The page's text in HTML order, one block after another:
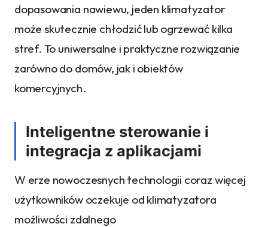
dopasowania nawiewu, jeden klimatyzator
może skutecznie chłodzić lub ogrzewać kilka
stref. To uniwersalne i praktyczne rozwiązanie
zarówno do domów, jak i obiektów
komercyjnych.
Inteligentne sterowanie i
integracja z aplikacjami
W erze nowoczesnych technologii coraz więcej
użytkowników oczekuje od klimatyzatora
możliwości zdalnego